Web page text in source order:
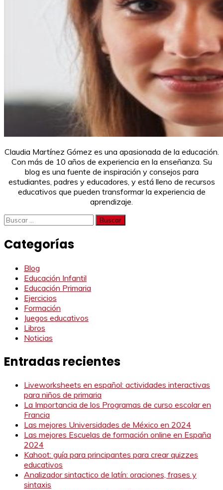
Claudia Martínez Gómez es una apasionada de la educación.
Con más de 10 años de experiencia en la enseñanza. Su
blog es una fuente de inspiración y consejos para
estudiantes, padres y educadores, y está lleno de recursos
educativos que pueden transformar la experiencia de
aprendizaje.
Buscar:
Categorías
Blog
Educación Infantil
Educación Primaria
Ejercicios
Formación
Juegos educativos
Libros
Noticias
Entradas recientes
Liveworksheets en español: actividades interactivas
para niños de primaria
La Importancia de los Programas de curso escolar en
Francia
Las mejores Universidades de México en 2024
Las mejores Escuelas de formación online en España
2024
Kahoot: guía para principantes para crear quizzes
educativos
Analizador sintactico de latín: oraciones, frases y
sintaxis